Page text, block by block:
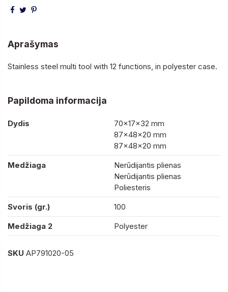
Aprašymas
Stainless steel multi tool with 12 functions, in polyester case.
Papildoma informacija
Dydis
70×17×32 mm
87×48×20 mm
87×48×20 mm
Medžiaga
Nerūdijantis plienas
Nerūdijantis plienas
Poliesteris
Svoris (gr.)
100
Medžiaga 2
Polyester
SKU AP791020-05